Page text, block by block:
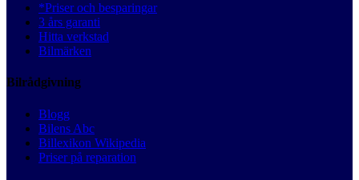
*Priser och besparingar
3 års garanti
Hitta verkstad
Bilmärken
Bilrådgivning
Blogg
Bilens Abc
Billexikon Wikipedia
Priser på reparation